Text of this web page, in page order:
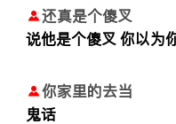
还真是个傻叉
说他是个傻叉 你以为
你家里的去当
鬼话